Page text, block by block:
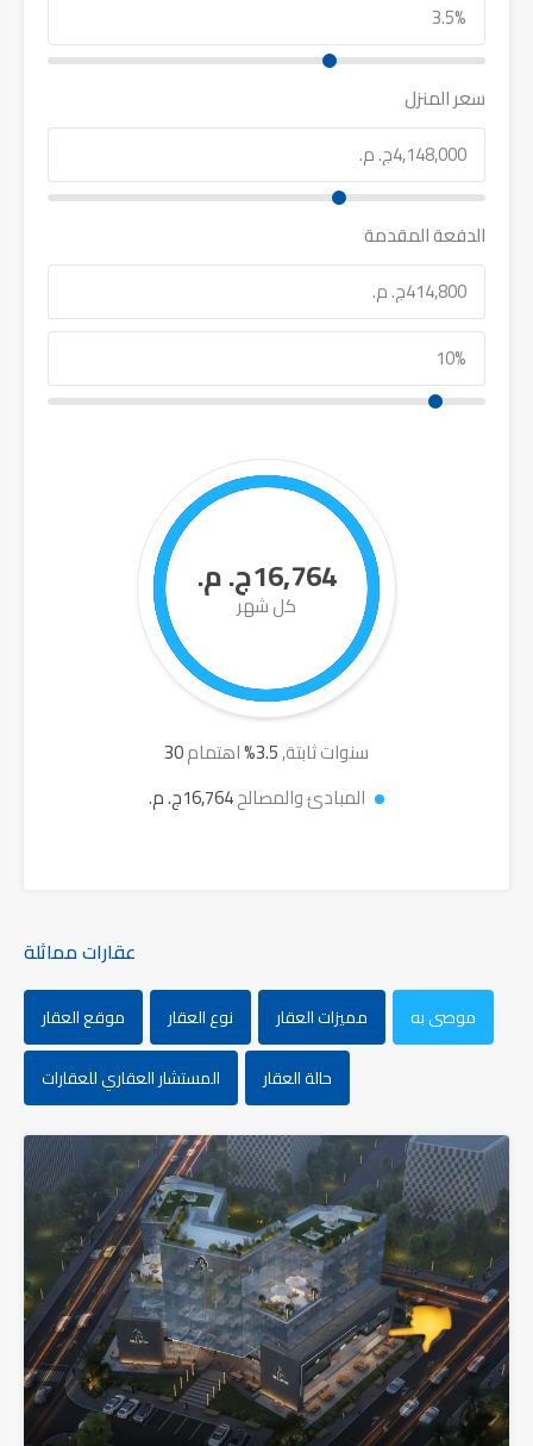
سعر المنزل
الدفعة المقدمة
16,764ج. م.
كل شهر
30 سنوات ثابتة,3.5
%اهتمام
المبادئ والمصالح16,764ج. م.
عقارات مماثلة
موصى به مميزات العقار نوع العقار
موقع العقار
حالة العقار
المستشار العقاري للعقارات